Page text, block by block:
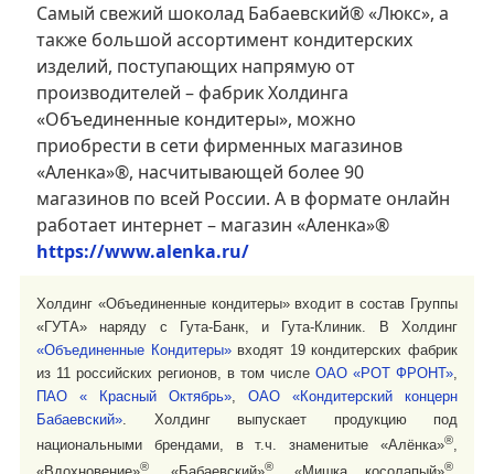
Самый свежий шоколад Бабаевский® «Люкс», а
также большой ассортимент кондитерских
изделий, поступающих напрямую от
производителей – фабрик Холдинга
«Объединенные кондитеры», можно
приобрести в сети фирменных магазинов
«Аленка»®, насчитывающей более 90
магазинов по всей России. А в формате онлайн
работает интернет – магазин «Аленка»®
https://www.alenka.ru/
Холдинг «Объединенные кондитеры» входит в состав Группы
«ГУТА» наряду с Гута-Банк, и Гута-Клиник. В Холдинг
«Объединенные Кондитеры»входят 19 кондитерских фабрик
из 11 российских регионов, в том числе ОАО «РОТ ФРОНТ»,
ПАО « Красный Октябрь», ОАО «Кондитерский концерн
Бабаевский». Холдинг выпускает продукцию под
национальными брендами, в т.ч. знаменитые «Алёнка»®,
® ® ®